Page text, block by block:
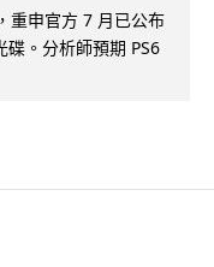
重申官方 7 月已公布
。分析師預期 PS6